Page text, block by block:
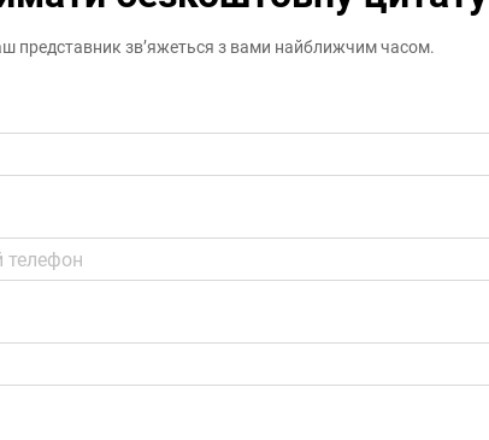
представник зв’яжеться з вами найближчим часом.